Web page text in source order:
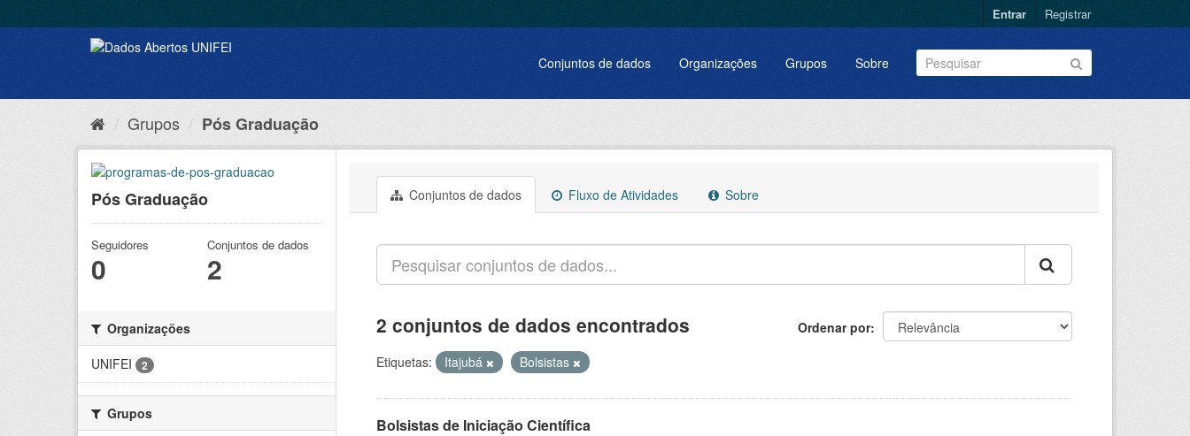
Entrar Registrar
Conjuntos de dados Organizações Grupos Sobre
Grupos Pós Graduação
Pós Graduação
Seguidores
0
Conjuntos de dados
2
Organizações
UNIFEI
2
Grupos
Conjuntos de dados Fluxo de Atividades Sobre
Ordenar por
2 conjuntos de dados encontrados
Etiquetas: Itajubá Bolsistas
Bolsistas de Iniciação Científica